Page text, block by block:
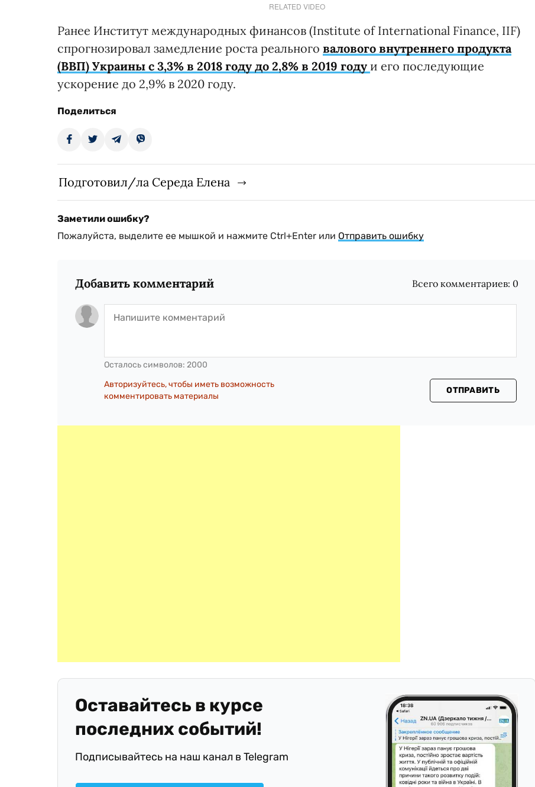
RELATED VIDEO
Ранее Институт международных финансов (Institute of International Finance, IIF)
спрогнозировал замедление роста реального валового внутреннего продукта
(ВВП) Украины с 3,3% в 2018 году до 2,8% в 2019 году и его последующие
ускорение до 2,9% в 2020 году.
Поделиться
Подготовил/ла Середа Елена
Заметили ошибку?
Пожалуйста, выделите ее мышкой и нажмите Ctrl+Enter или Отправить ошибку
Добавить комментарий Всего комментариев: 0
Осталось символов: 2000
Авторизуйтесь, чтобы иметь возможность
комментировать материалы
ОТПРАВИТЬ
Оставайтесь в курсе
последних событий!
Подписывайтесь на наш канал в Telegram